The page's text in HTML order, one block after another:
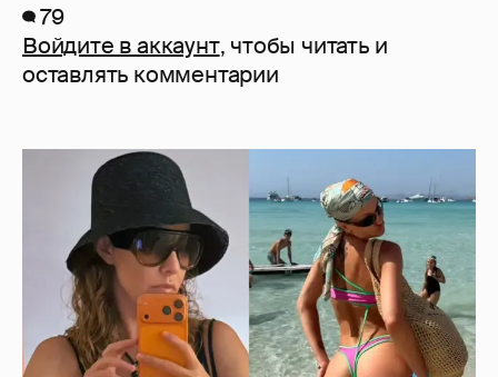
79
Войдите в аккаунт, чтобы читать и
оставлять комментарии